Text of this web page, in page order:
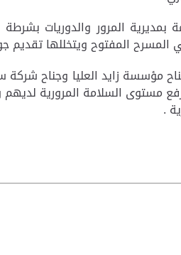
المرور والدوريات
المفتوح ويتخللها
مؤسسة زايد العليا وجناح شركة
مستوى السلامة المرورية
.